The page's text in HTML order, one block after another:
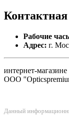
Контактная
Рабочие
Адрес: г.
интернет-
ООО
Данный